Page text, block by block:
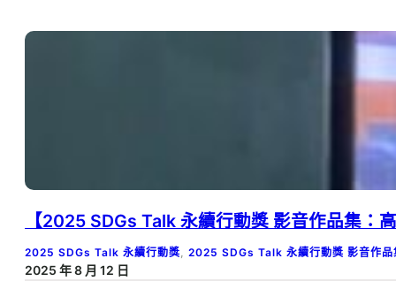
【2025 SDGs Talk 永續行動獎 影音作品集
2025 SDGs Talk 永續行動獎, 2025 SDGs Talk 永續行動獎 影音作品
2025 年 8 月 12 日